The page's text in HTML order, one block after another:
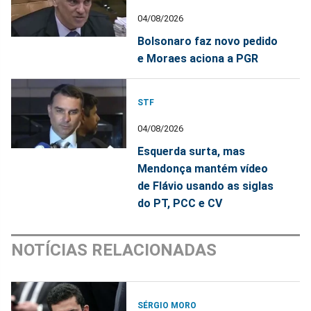
04/08/2026
Bolsonaro faz novo pedido
e Moraes aciona a PGR
STF
04/08/2026
Esquerda surta, mas
Mendonça mantém vídeo
de Flávio usando as siglas
do PT, PCC e CV
NOTÍCIAS RELACIONADAS
SÉRGIO MORO